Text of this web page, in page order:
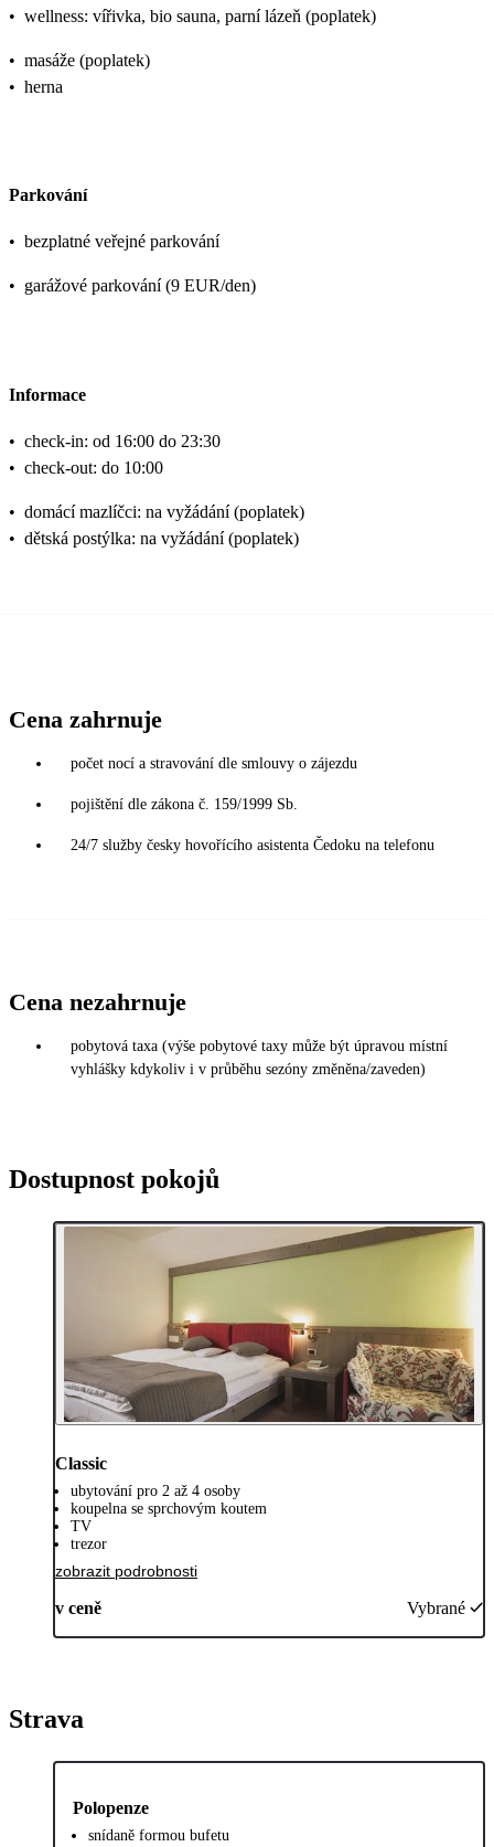
• wellness: vířivka, bio sauna, parní lázeň (poplatek)
• masáže (poplatek)
• herna
Parkování
• bezplatné veřejné parkování
• garážové parkování (9 EUR/den)
Informace
• check-in: od 16:00 do 23:30
• check-out: do 10:00
• domácí mazlíčci: na vyžádání (poplatek)
• dětská postýlka: na vyžádání (poplatek)
Cena zahrnuje
počet nocí a stravování dle smlouvy o zájezdu
pojištění dle zákona č. 159/1999 Sb.
24/7 služby česky hovořícího asistenta Čedoku na telefonu
Cena nezahrnuje
pobytová taxa (výše pobytové taxy může být úpravou místní
vyhlášky kdykoliv i v průběhu sezóny změněna/zaveden)
Dostupnost pokojů
Classic
ubytování pro 2 až 4 osoby
koupelna se sprchovým koutem
TV
trezor
zobrazit podrobnosti
v ceně Vybrané
Strava
Polopenze
snídaně formou bufetu